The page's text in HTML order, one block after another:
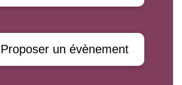
Proposer un évènement